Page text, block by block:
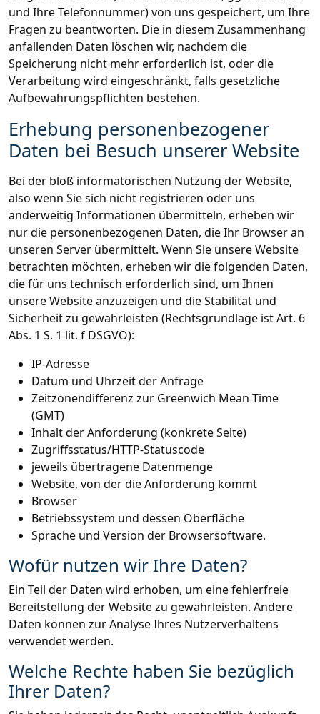
und Ihre Telefonnummer) von uns gespeichert, um Ihre
Fragen zu beantworten. Die in diesem Zusammenhang
anfallenden Daten löschen wir, nachdem die
Speicherung nicht mehr erforderlich ist, oder die
Verarbeitung wird eingeschränkt, falls gesetzliche
Aufbewahrungspflichten bestehen.
Erhebung personenbezogener
Daten bei Besuch unserer Website
Bei der bloß informatorischen Nutzung der Website,
also wenn Sie sich nicht registrieren oder uns
anderweitig Informationen übermitteln, erheben wir
nur die personenbezogenen Daten, die Ihr Browser an
unseren Server übermittelt. Wenn Sie unsere Website
betrachten möchten, erheben wir die folgenden Daten,
die für uns technisch erforderlich sind, um Ihnen
unsere Website anzuzeigen und die Stabilität und
Sicherheit zu gewährleisten (Rechtsgrundlage ist Art. 6
Abs. 1 S. 1 lit. f DSGVO):
IP-Adresse
Datum und Uhrzeit der Anfrage
Zeitzonendifferenz zur Greenwich Mean Time
(GMT)
Inhalt der Anforderung (konkrete Seite)
Zugriffsstatus/HTTP-Statuscode
jeweils übertragene Datenmenge
Website, von der die Anforderung kommt
Browser
Betriebssystem und dessen Oberfläche
Sprache und Version der Browsersoftware.
Wofür nutzen wir Ihre Daten?
Ein Teil der Daten wird erhoben, um eine fehlerfreie
Bereitstellung der Website zu gewährleisten. Andere
Daten können zur Analyse Ihres Nutzerverhaltens
verwendet werden.
Welche Rechte haben Sie bezüglich
Ihrer Daten?